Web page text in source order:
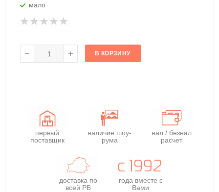
мало
В КОРЗИНУ
первый
поставщик
наличие шоу-
рума
нал / безнал
расчет
доставка по
всей РБ
года вместе с
Вами